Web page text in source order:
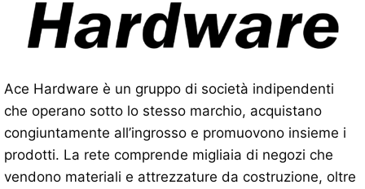
Ace Hardware è un gruppo di società indipendenti
che operano sotto lo stesso marchio, acquistano
congiuntamente all’ingrosso e promuovono insieme i
prodotti. La rete comprende migliaia di negozi che
vendono materiali e attrezzature da costruzione, oltre